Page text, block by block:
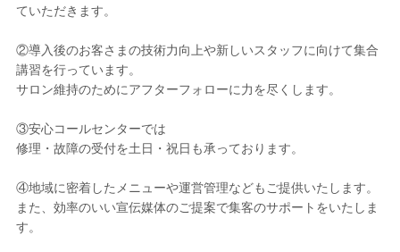
ていただきます。
②導入後のお客さまの技術力向上や新しいスタッフに向けて集合
講習を行っています。
サロン維持のためにアフターフォローに力を尽くします。
③安心コールセンターでは
修理・故障の受付を土日・祝日も承っております。
④地域に密着したメニューや運営管理などもご提供いたします。
また、効率のいい宣伝媒体のご提案で集客のサポートをいたしま
す。